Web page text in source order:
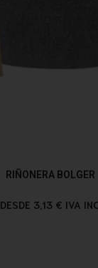
RIÑONERA BOLGER
DESDE 3,13 € IVA